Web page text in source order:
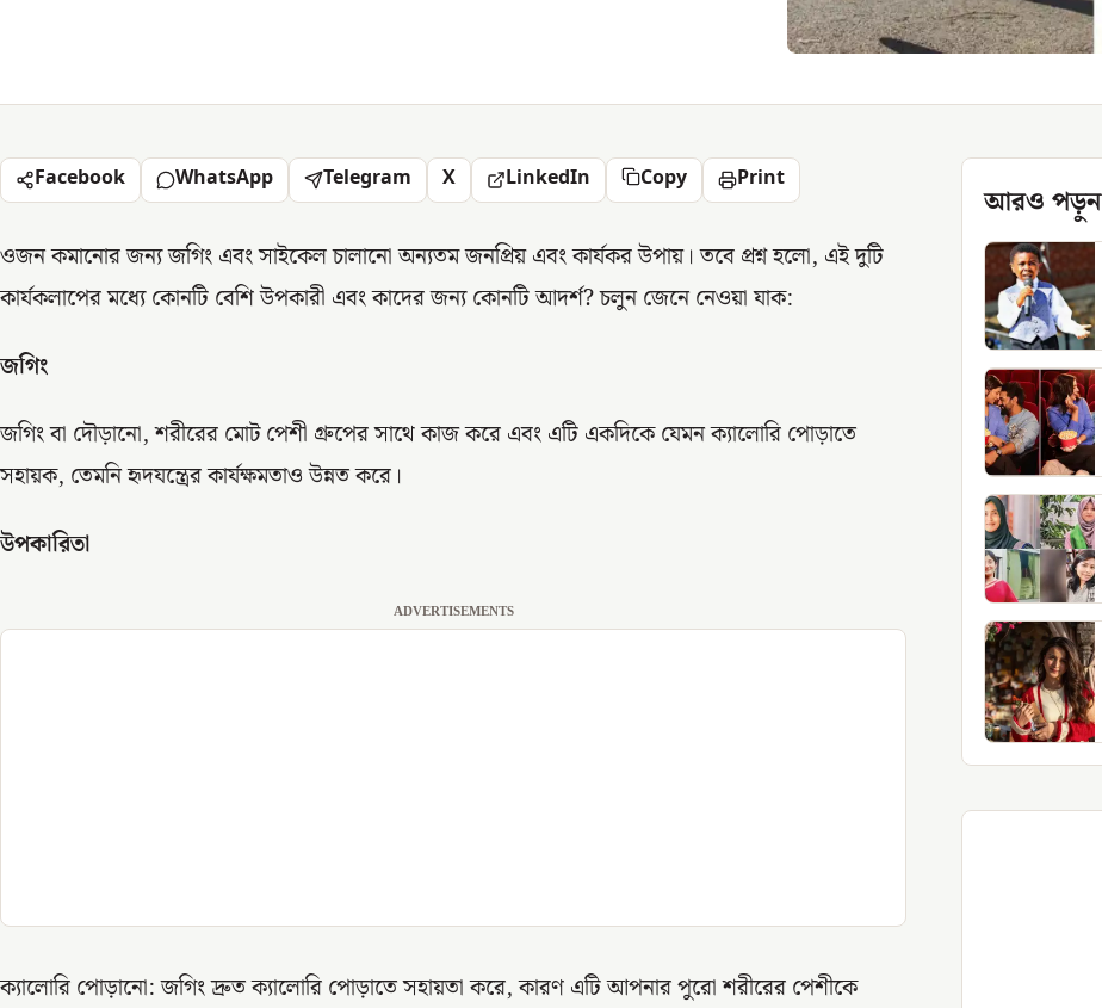
Facebook WhatsApp Telegram X LinkedIn Copy Print
ওজন কমানোর জন্য জগিং এবং সাইকেল চালানো অন্যতম জনপ্রিয় এবং কার্যকর উপায়। তবে প্রশ্ন হলো, এই দুটি
কার্যকলাপের মধ্যে কোনটি বেশি উপকারী এবং কাদের জন্য কোনটি আদর্শ? চলুন জেনে নেওয়া যাক:
জগিং
জগিং বা দৌড়ানো, শরীরের মোট পেশী গ্রুপের সাথে কাজ করে এবং এটি একদিকে যেমন ক্যালোরি পোড়াতে
সহায়ক, তেমনি হৃদযন্ত্রের কার্যক্ষমতাও উন্নত করে।
উপকারিতা
ADVERTISEMENTS
ক্যালোরি পোড়ানো: জগিং দ্রুত ক্যালোরি পোড়াতে সহায়তা করে, কারণ এটি আপনার পুরো শরীরের পেশীকে
আরও পড়ুন